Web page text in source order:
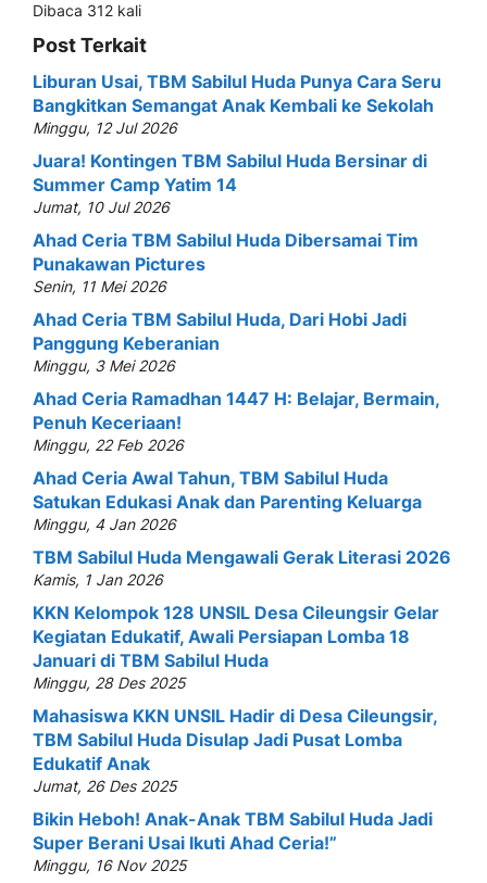
Dibaca 312 kali
Post Terkait
Liburan Usai, TBM Sabilul Huda Punya Cara Seru
Bangkitkan Semangat Anak Kembali ke Sekolah
Minggu, 12 Jul 2026
Juara! Kontingen TBM Sabilul Huda Bersinar di
Summer Camp Yatim 14
Jumat, 10 Jul 2026
Ahad Ceria TBM Sabilul Huda Dibersamai Tim
Punakawan Pictures
Senin, 11 Mei 2026
Ahad Ceria TBM Sabilul Huda, Dari Hobi Jadi
Panggung Keberanian
Minggu, 3 Mei 2026
Ahad Ceria Ramadhan 1447 H: Belajar, Bermain,
Penuh Keceriaan!
Minggu, 22 Feb 2026
Ahad Ceria Awal Tahun, TBM Sabilul Huda
Satukan Edukasi Anak dan Parenting Keluarga
Minggu, 4 Jan 2026
TBM Sabilul Huda Mengawali Gerak Literasi 2026
Kamis, 1 Jan 2026
KKN Kelompok 128 UNSIL Desa Cileungsir Gelar
Kegiatan Edukatif, Awali Persiapan Lomba 18
Januari di TBM Sabilul Huda
Minggu, 28 Des 2025
Mahasiswa KKN UNSIL Hadir di Desa Cileungsir,
TBM Sabilul Huda Disulap Jadi Pusat Lomba
Edukatif Anak
Jumat, 26 Des 2025
Bikin Heboh! Anak-Anak TBM Sabilul Huda Jadi
Super Berani Usai Ikuti Ahad Ceria!”
Minggu, 16 Nov 2025